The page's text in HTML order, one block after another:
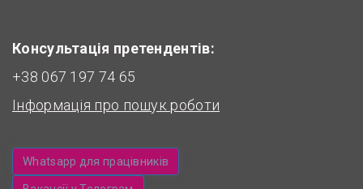
Консультація претендентів:
+38 067 197 74 65
Інформація про пошук роботи
Whatsapp для працівників